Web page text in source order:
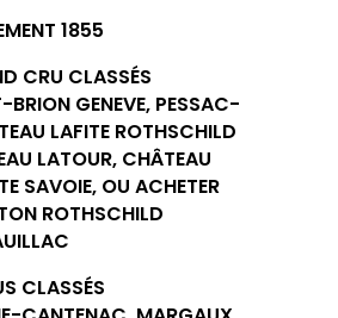
1855
CRU CLASSÉS
GENEVE, PESSAC-
LAFITE ROTHSCHILD
LATOUR, CHÂTEAU
SAVOIE, OU ACHETER
ROTHSCHILD
CLASSÉS